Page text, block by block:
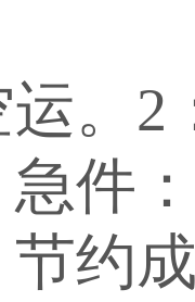
运。2
急件
节约